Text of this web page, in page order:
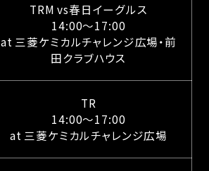
TRM vs春日イーグルス
14:00〜17:00
at 三菱ケミカルチャレンジ広場・前
田クラブハウス
TR
14:00〜17:00
at 三菱ケミカルチャレンジ広場